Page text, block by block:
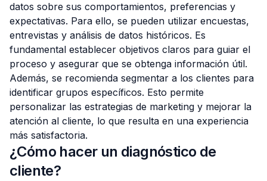
datos sobre sus comportamientos, preferencias y
expectativas. Para ello, se pueden utilizar encuestas,
entrevistas y análisis de datos históricos. Es
fundamental establecer objetivos claros para guiar el
proceso y asegurar que se obtenga información útil.
Además, se recomienda segmentar a los clientes para
identificar grupos específicos. Esto permite
personalizar las estrategias de marketing y mejorar la
atención al cliente, lo que resulta en una experiencia
más satisfactoria.
¿Cómo hacer un diagnóstico de
cliente?